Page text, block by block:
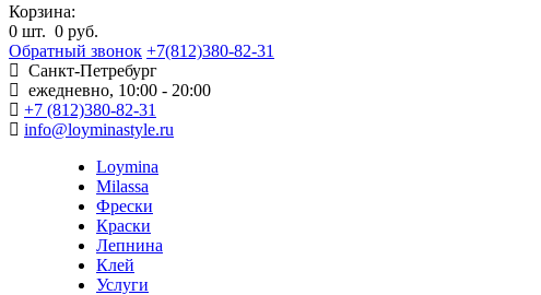
Корзина:
0 шт. 0 руб.
Обратный звонок +7(812)380-82-31
Санкт-Петребург
ежедневно, 10:00 - 20:00
+7 (812)380-82-31
info@loyminastyle.ru
Loymina
Milassa
Фрески
Краски
Лепнина
Клей
Услуги